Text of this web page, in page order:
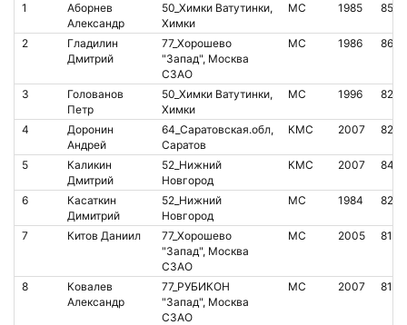
1
Аборнев
Александр
50_Химки Ватутинки,
Химки
МС 1985
2
Гладилин
Дмитрий
77_Хорошево
"Запад", Москва
СЗАО
МС 1986
3
Голованов
Петр
50_Химки Ватутинки,
Химки
МС 1996
4
Доронин
Андрей
64_Саратовская.обл,
Саратов
КМС 2007
5
Каликин
Дмитрий
52_Нижний
Новгород
КМС 2007
6
Касаткин
Димитрий
52_Нижний
Новгород
МС 1984
7 Китов Даниил
77_Хорошево
"Запад", Москва
СЗАО
МС 2005
8
Ковалев
Александр
77_РУБИКОН
"Запад", Москва
СЗАО
МС 2007